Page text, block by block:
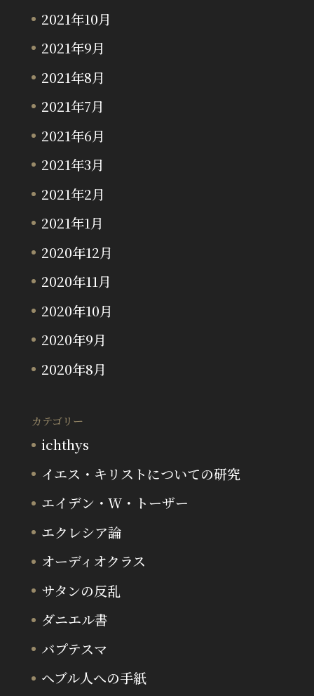
2021年10月
2021年9月
2021年8月
2021年7月
2021年6月
2021年3月
2021年2月
2021年1月
2020年12月
2020年11月
2020年10月
2020年9月
2020年8月
カテゴリー
ichthys
イエス・キリストについての研究
エイデン・W・トーザー
エクレシア論
オーディオクラス
サタンの反乱
ダニエル書
バプテスマ
ヘブル人への手紙